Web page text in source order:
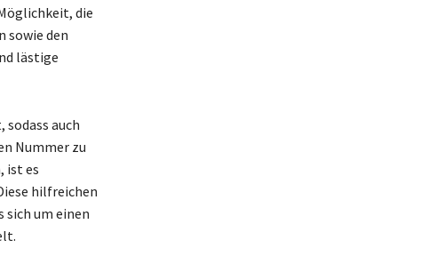
die
sowie den
lästige
auch
Nummer zu
ist es
hilfreichen
sich um einen